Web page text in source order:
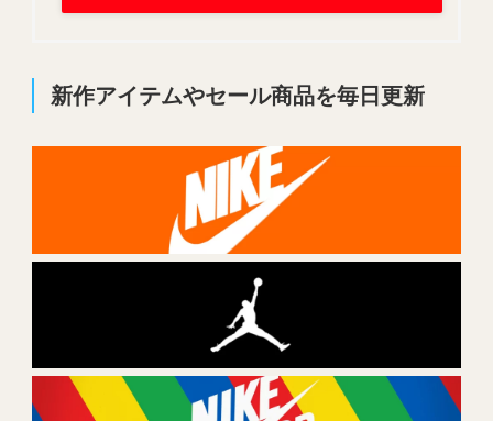
新作アイテムやセール商品を毎日更新